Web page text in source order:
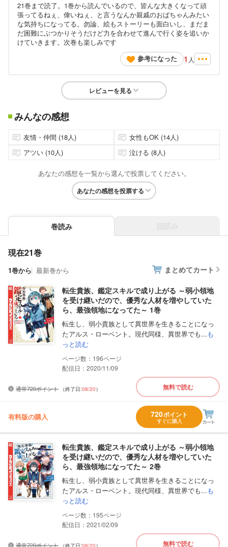
21巻まで読了。1巻から読んでいるので、皆んな大きくなって頑
張ってるねぇ、偉いねぇ、と言うなんか親戚のおばちゃんみたい
な気持ちになってる。勿論、絵もストーリーも面白いし、まだま
だ困難にぶつかりそうだけど力を合わせて進んで行く姿を追いか
けていきます。次巻も楽しみです
参考になった
1 人
レビューを見る
みんなの感想
友情・仲間 (18人)
女性もOK (14人)
アツい (10人)
泣ける (8人)
あなたの感想を一覧から選んで投票してください。
あなたの感想を投票する
巻読み
現在21巻
1巻から 最新巻から まとめてカート
転生貴族、鑑定スキルで成り上がる ～弱小領地
を受け継いだので、優秀な人材を増やしていた
ら、最強領地になってた～ 1巻
転生し、弱小貴族として異世界を生きることになっ
たアルス・ローベント。現代同様、異世界でも...も
っと読む
196
配信日：2020/11/09
通常720ポイント （終了日:08/20） 無料で読む
有料版の購入 720ポイント
すぐに購入
転生貴族、鑑定スキルで成り上がる ～弱小領地
を受け継いだので、優秀な人材を増やしていた
ら、最強領地になってた～ 2巻
転生し、弱小貴族として異世界を生きることになっ
たアルス・ローベント。現代同様、異世界でも...も
っと読む
195
配信日：2021/02/09
通常720ポイント （終了日:08/20） 無料で読む